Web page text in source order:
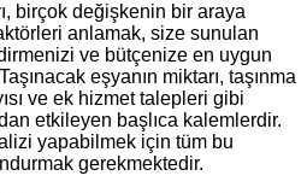
birçok değişkenin bir araya
anlamak, size sunulan
ve bütçenize en uygun
eşyanın miktarı, taşınma
ve ek hizmet talepleri gibi
etkileyen başlıca kalemlerdir.
yapabilmek için tüm bu
gerekmektedir.